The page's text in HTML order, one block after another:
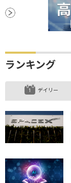
ランキング
デイリー